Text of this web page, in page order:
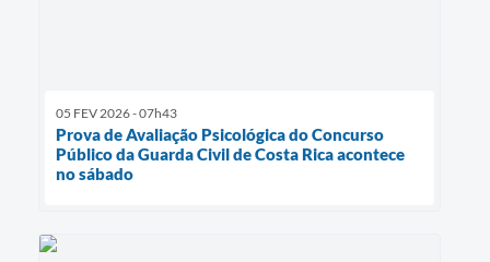
05 FEV 2026 - 07h43
Prova de Avaliação Psicológica do Concurso
Público da Guarda Civil de Costa Rica acontece
no sábado